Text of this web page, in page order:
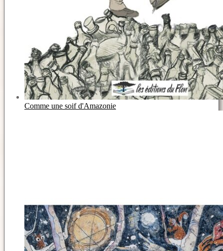
Comme une soif d'Amazonie